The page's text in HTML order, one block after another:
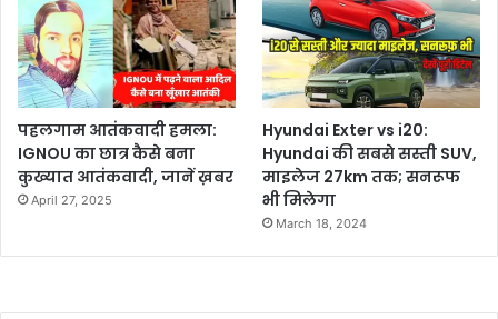
पहलगाम आतंकवादी हमला:
IGNOU का छात्र कैसे बना
कुख्यात आतंकवादी, जानें ख़बर
April 27, 2025
Hyundai Exter vs i20:
Hyundai की सबसे सस्ती SUV,
माइलेज 27km तक; सनरूफ
भी मिलेगा
March 18, 2024